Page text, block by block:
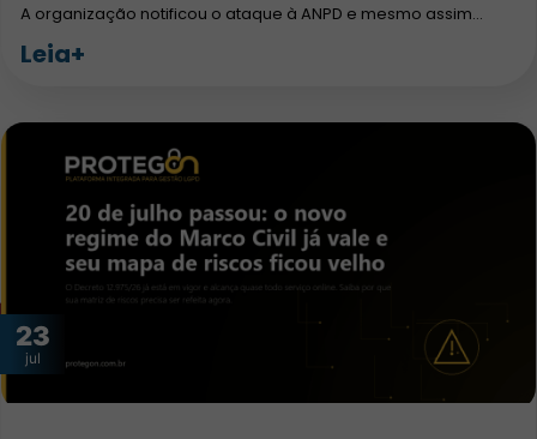
A organização notificou o ataque à ANPD e mesmo assim…
Leia+
23
jul